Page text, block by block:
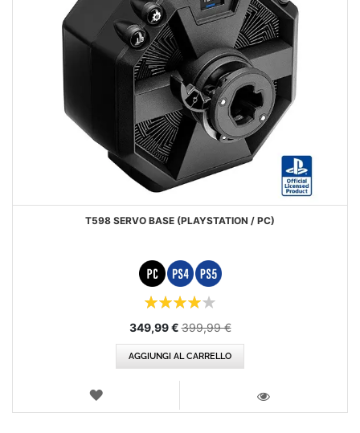
T598 SERVO BASE (PLAYSTATION / PC)
Prezzo
349,99 € 399,99 €
AGGIUNGI AL CARRELLO
LISTA